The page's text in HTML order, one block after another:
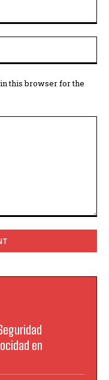
this browser for the
en